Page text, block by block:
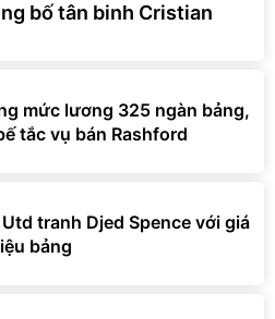
bố tân binh Cristian
mức lương 325 ngàn bảng,
tắc vụ bán Rashford
tranh Djed Spence với giá
bảng